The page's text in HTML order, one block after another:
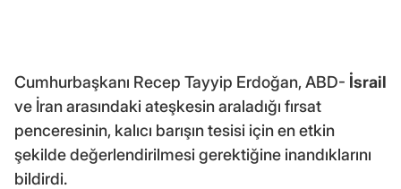
Cumhurbaşkanı Recep Tayyip Erdoğan, ABD- İsrail
ve İran arasındaki ateşkesin araladığı fırsat
penceresinin, kalıcı barışın tesisi için en etkin
şekilde değerlendirilmesi gerektiğine inandıklarını
bildirdi.